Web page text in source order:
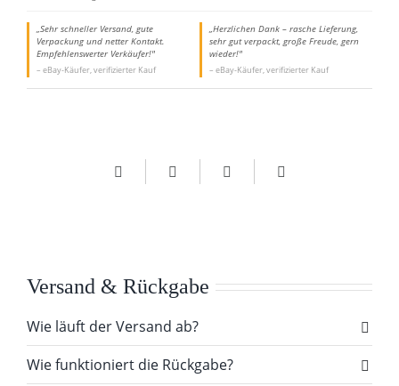
„Sehr schneller Versand, gute
Verpackung und netter Kontakt.
Empfehlenswerter Verkäufer!"
– eBay-Käufer, verifizierter Kauf
„Herzlichen Dank – rasche Lieferung,
sehr gut verpackt, große Freude, gern
wieder!"
– eBay-Käufer, verifizierter Kauf
Versand & Rückgabe
Wie läuft der Versand ab?
Wie funktioniert die Rückgabe?